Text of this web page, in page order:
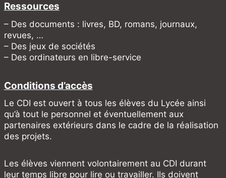
Ressources
– Des documents : livres, BD, romans, journaux,
revues, …
– Des jeux de sociétés
– Des ordinateurs en libre-service
Conditions d’accès
Le CDI est ouvert à tous les élèves du Lycée ainsi
qu’à tout le personnel et éventuellement aux
partenaires extérieurs dans le cadre de la réalisation
des projets.
Les élèves viennent volontairement au CDI durant
leur temps libre pour lire ou travailler. Ils doivent